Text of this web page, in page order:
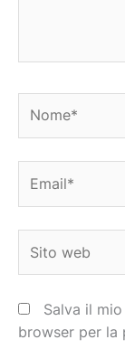
web
Salva il
browser per la